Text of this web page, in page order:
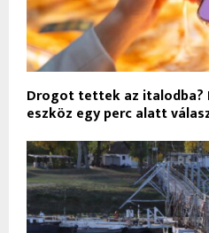
Drogot tettek az italodba?
eszköz egy perc alatt